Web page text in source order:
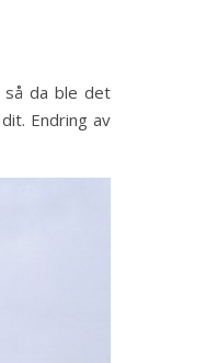
så da ble det
Endring av